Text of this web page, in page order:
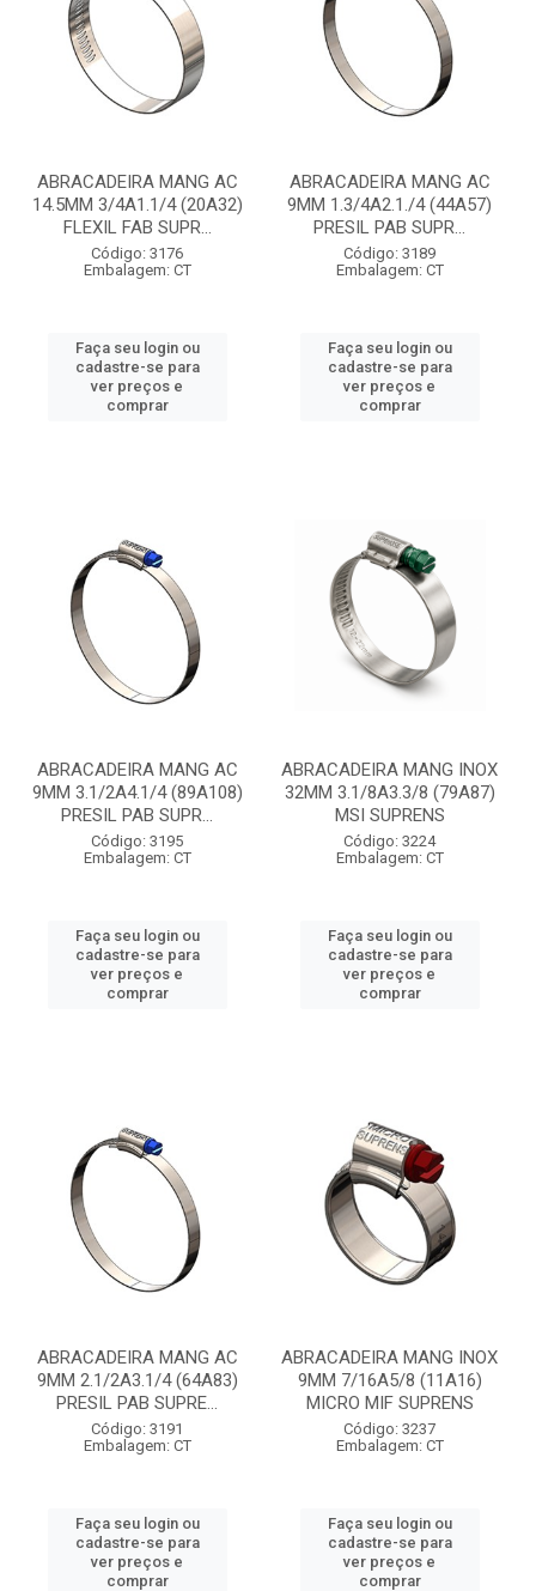
ABRACADEIRA MANG AC
14.5MM 3/4A1.1/4 (20A32)
FLEXIL FAB SUPR...
Código: 3176
Embalagem: CT
Faça seu login ou
cadastre-se para
ver preços e
comprar
ABRACADEIRA MANG AC
9MM 1.3/4A2.1./4 (44A57)
PRESIL PAB SUPR...
Código: 3189
Embalagem: CT
Faça seu login ou
cadastre-se para
ver preços e
comprar
ABRACADEIRA MANG AC
9MM 3.1/2A4.1/4 (89A108)
PRESIL PAB SUPR...
Código: 3195
Embalagem: CT
Faça seu login ou
cadastre-se para
ver preços e
comprar
ABRACADEIRA MANG INOX
32MM 3.1/8A3.3/8 (79A87)
MSI SUPRENS
Código: 3224
Embalagem: CT
Faça seu login ou
cadastre-se para
ver preços e
comprar
ABRACADEIRA MANG AC
9MM 2.1/2A3.1/4 (64A83)
PRESIL PAB SUPRE...
Código: 3191
Embalagem: CT
Faça seu login ou
cadastre-se para
ver preços e
comprar
ABRACADEIRA MANG INOX
9MM 7/16A5/8 (11A16)
MICRO MIF SUPRENS
Código: 3237
Embalagem: CT
Faça seu login ou
cadastre-se para
ver preços e
comprar